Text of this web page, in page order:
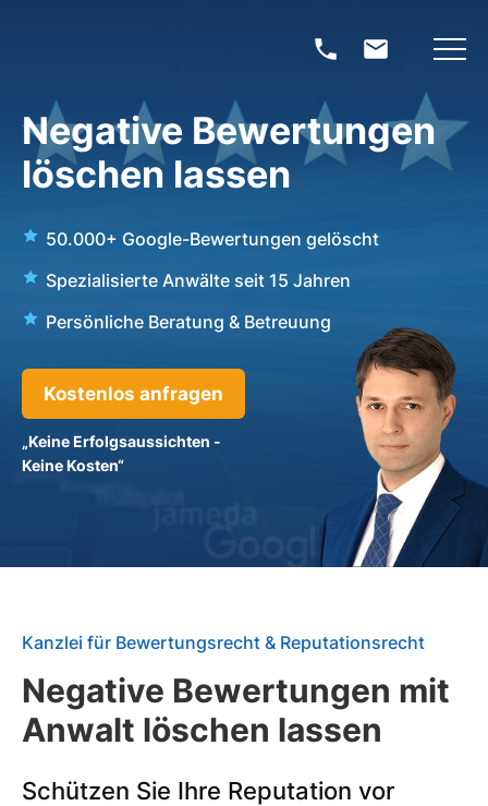
Negative Bewertungen
löschen lassen
50.000+ Google-Bewertungen gelöscht
Spezialisierte Anwälte seit 15 Jahren
Persönliche Beratung & Betreuung
Kostenlos anfragen
„Keine Erfolgsaussichten -
Keine Kosten“
Kanzlei für Bewertungsrecht & Reputationsrecht
Negative Bewertungen mit
Anwalt löschen lassen
Schützen Sie Ihre Reputation vor